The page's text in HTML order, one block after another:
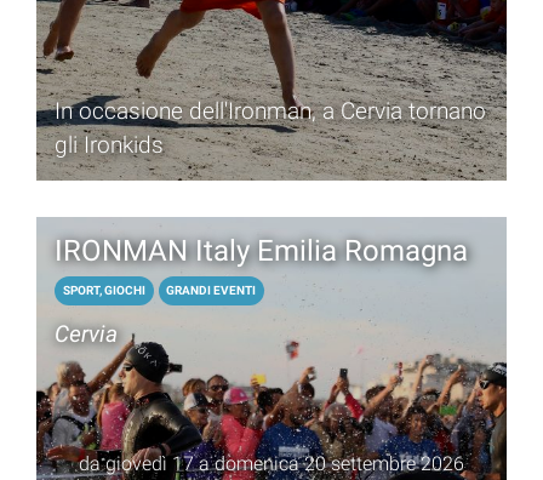
In occasione dell'Ironman, a Cervia tornano
gli Ironkids
IRONMAN Italy Emilia Romagna
SPORT, GIOCHI GRANDI EVENTI
Cervia
da giovedì 17 a domenica 20 settembre 2026